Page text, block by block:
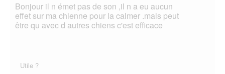
Bonjour il n émet pas de son ,il n a eu aucun
effet sur ma chienne pour la calmer .mais peut
être qu avec d autres chiens c'est efficace
Utile ?